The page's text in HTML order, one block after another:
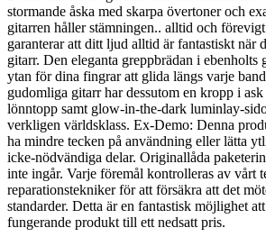
stormande åska med skarpa övertoner och
gitarren håller stämningen.. alltid och
garanterar att ditt ljud alltid är fantastiskt när
gitarr. Den eleganta greppbrädan i ebenholts
ytan för dina fingrar att glida längs varje
gudomliga gitarr har dessutom en kropp i
lönntopp samt glow-in-the-dark luminlay-
verkligen världsklass. Ex-Demo: Denna
ha mindre tecken på användning eller lätta
icke-nödvändiga delar. Originallåda
inte ingår. Varje föremål kontrolleras av vårt
reparationstekniker för att försäkra att det
standarder. Detta är en fantastisk möjlighet
fungerande produkt till ett nedsatt pris.